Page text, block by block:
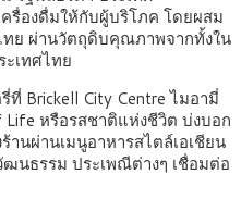
ครื่องดื่มให้กับผู้บริโภค โดยผสม
ทย ผ่านวัตถุดิบคุณภาพจากทั้งใน
ะเทศไทย
ที่ Brickell City Centre ไมอามี่
หรือรสชาติแห่งชีวิต บ่งบอก
นผ่านเมนูอาหารสไตล์เอเชียน
นธรรม ประเพณีต่างๆ เชื่อมต่อ